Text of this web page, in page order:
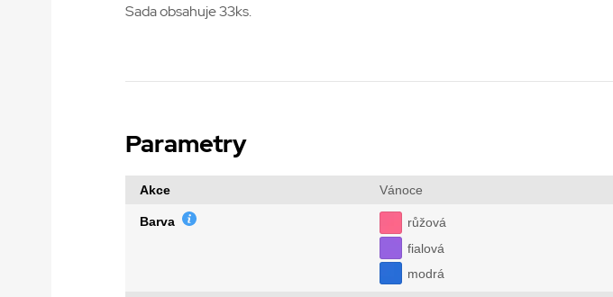
Sada obsahuje 33ks.
Parametry
Akce Vánoce
Barva
růžová
fialová
modrá